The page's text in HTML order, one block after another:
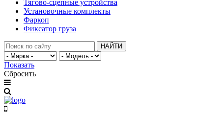
Тягово-сцепные устройства
Установочные комплекты
Фаркоп
Фиксатор груза
НАЙТИ
Показать
Сбросить